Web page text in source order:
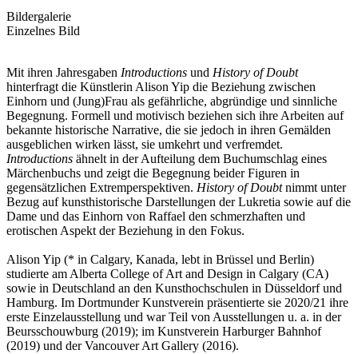
Bildergalerie
Einzelnes Bild
Mit ihren Jahresgaben Introductions und History of Doubt
hinterfragt die Künstlerin Alison Yip die Beziehung zwischen
Einhorn und (Jung­)Frau als gefährliche, abgründige und sinnliche
Begegnung. Formell und motivisch beziehen sich ihre Arbeiten auf
bekannte historische Narrative, die sie jedoch in ihren Gemälden
ausgeblichen wirken lässt, sie umkehrt und ver­fremdet.
Introductions ähnelt in der Aufteilung dem Buchumschlag eines
Märchenbuchs und zeigt die Begegnung beider Figuren in
gegensätzlichen Extremperspek­tiven. History of Doubtnimmt unter
Bezug auf kunsthistorische Darstellungen der Lukretia sowie auf die
Dame und das Einhorn von Raffael den schmerzhaften und
erotischen Aspekt der Beziehung in den Fokus.
Alison Yip (* in Calgary, Kanada, lebt in Brüssel und Berlin)
studierte am Alberta College of Art and Design in Calgary (CA)
sowie in Deutsch­land an den Kunsthochschulen in Düsseldorf und
Hamburg. Im Dortmunder Kunstverein präsentierte sie 2020/21 ihre
erste Einzelausstellung und war Teil von Ausstellungen u. a. in der
Beursschouwburg (2019); im Kunstverein Harburger Bahnhof
(2019) und der Vancouver Art Gallery (2016).